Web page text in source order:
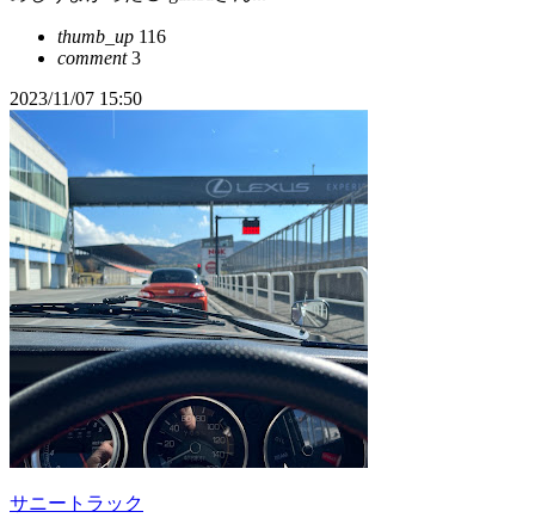
thumb_up 116
comment3
2023/11/07 15:50
サニートラック